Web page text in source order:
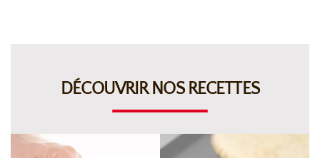
DÉCOUVRIR NOS RECETTES